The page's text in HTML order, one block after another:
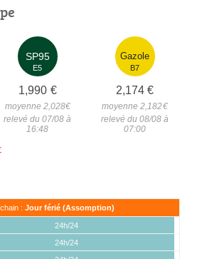
SP95
E5
1,990 €
moyenne 2,028€
relevé du 07/08 à
16:48
Gazole
B7
2,174 €
moyenne 2,182€
relevé du 08/08 à
07:00
: Jour férié (Assomption)
24h/24
24h/24